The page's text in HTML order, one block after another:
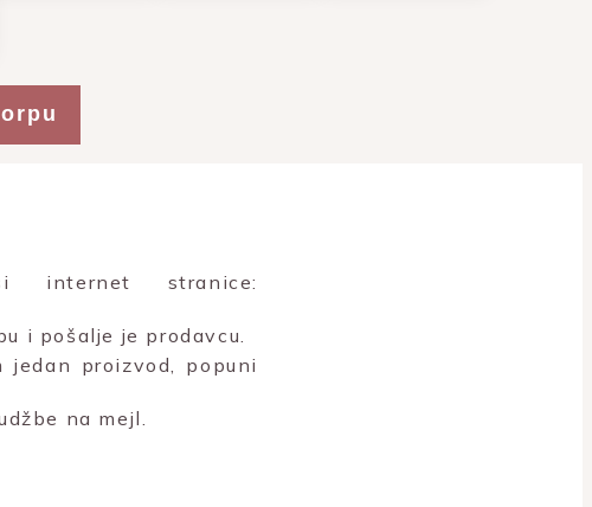
internet stranice:
i pošalje je prodavcu.
jedan proizvod, popuni
na mejl.